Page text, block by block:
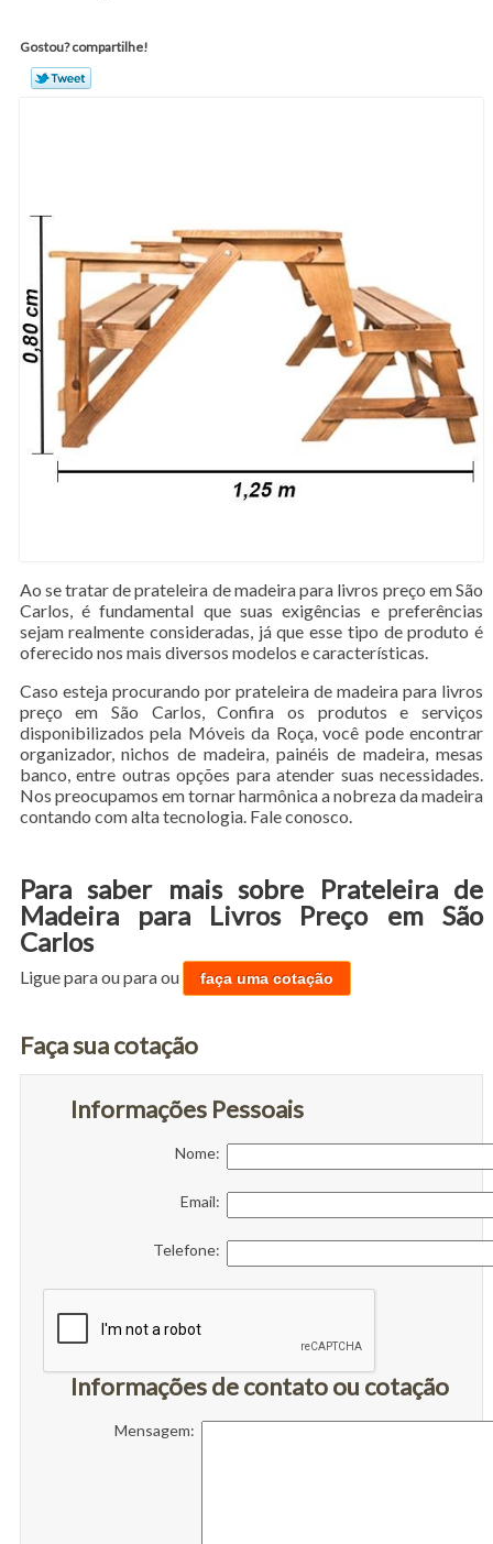
Gostou? compartilhe!
Ao se tratar de prateleira de madeira para livros preço em São
Carlos, é fundamental que suas exigências e preferências
sejam realmente consideradas, já que esse tipo de produto é
oferecido nos mais diversos modelos e características.
Caso esteja procurando por prateleira de madeira para livros
preço em São Carlos, Confira os produtos e serviços
disponibilizados pela Móveis da Roça, você pode encontrar
organizador, nichos de madeira, painéis de madeira, mesas
banco, entre outras opções para atender suas necessidades.
Nos preocupamos em tornar harmônica a nobreza da madeira
contando com alta tecnologia. Fale conosco.
Para saber mais sobre Prateleira de
Madeira para Livros Preço em São
Carlos
Ligue paraou paraou faça uma cotação
Faça sua cotação
Informações Pessoais
Nome:
Email:
Telefone:
Informações de contato ou cotação
Mensagem: